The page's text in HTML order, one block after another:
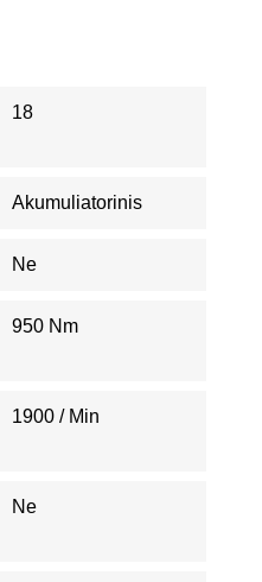
18
Akumuliatorinis
Ne
950 Nm
1900 / Min
Ne